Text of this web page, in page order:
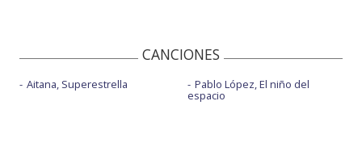
CANCIONES
Aitana, Superestrella Pablo López, El niño del
espacio